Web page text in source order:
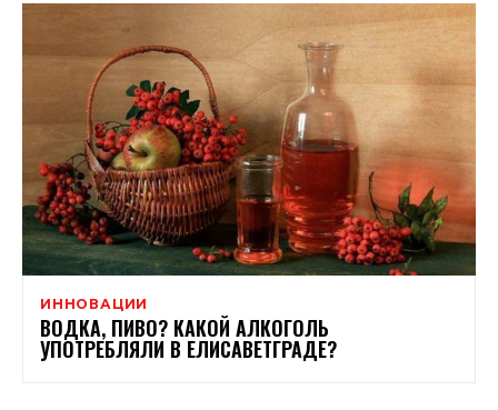
ИННОВАЦИИ
ВОДКА, ПИВО? КАКОЙ АЛКОГОЛЬ
УПОТРЕБЛЯЛИ В ЕЛИСАВЕТГРАДЕ?